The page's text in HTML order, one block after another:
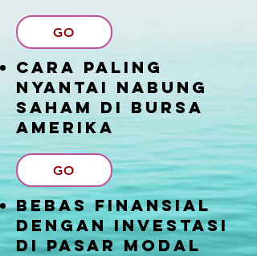
GO
Cara Paling
Nyantai Nabung
Saham di Bursa
Amerika
GO
Bebas Finansial
Dengan Investasi
Di Pasar Modal